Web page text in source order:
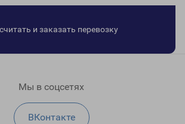
и заказать перевозку
Мы в соцсетях
ВКонтакте